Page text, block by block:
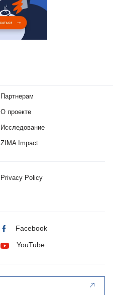
Партнерам
О проекте
Исследование
ZIMA Impact
Privacy Policy
Facebook
YouTube